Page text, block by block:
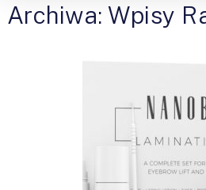
Archiwa:Wpisy